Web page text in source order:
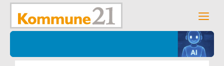
Zum
springen